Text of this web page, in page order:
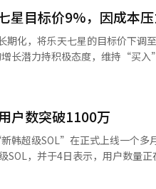
星目标价9%，因成本
期化，将乐天七星的目标价下调
态度，维持“买入”的投资评级。 新韩投资证
瞻市盈率11倍，具有吸引力，但
验已进入稳定阶段。” 然而，公司的业绩未能达到
售额和营业利润分别为1兆
成本（如韩元贬值、包装材料等）加重。
度实现销售增长（+1.7%），但
施的价格上涨（平均5.3%）将
户数突破1100万
韩超级SOL”在正式上线一个多
SOL，并于4日表示，用户数量
约83万。新会员也增加了约40